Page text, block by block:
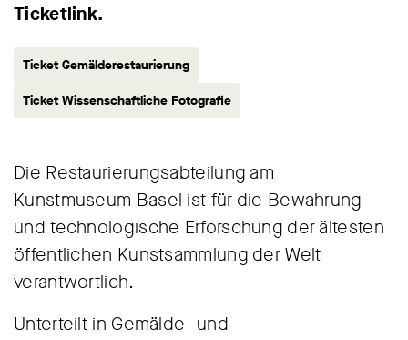
Ticketlink.
Ticket Gemälderestaurierung
Ticket Wissenschaftliche Fotografie
Die Restaurierungsabteilung am
Kunstmuseum Basel ist für die Bewahrung
und technologische Erforschung der ältesten
öffentlichen Kunstsammlung der Welt
verantwortlich.
Unterteilt in Gemälde- und